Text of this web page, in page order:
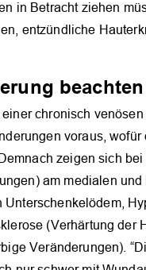
in Betracht ziehen
entzündliche
beachten
chronisch
voraus,
zeigen sich
am medialen
(Verhärtung der
Veränderungen).